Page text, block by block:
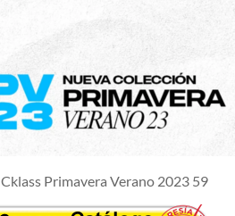
Cklass Primavera Verano 2023 59